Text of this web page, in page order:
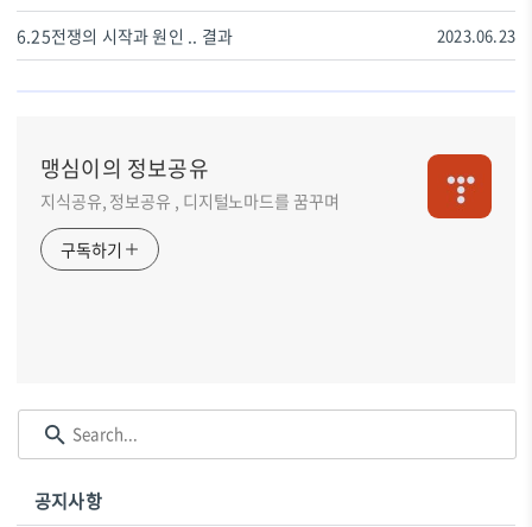
6.25전쟁의 시작과 원인 .. 결과 2023.06.23
맹심이의 정보공유
지식공유, 정보공유 , 디지털노마드를 꿈꾸며
구독하기
공지사항